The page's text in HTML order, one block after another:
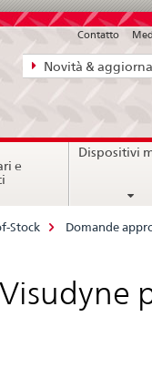
Navigazione
diretta:
aspetti
Novità &
Contatto
e
Dispositivi
Stock Domande